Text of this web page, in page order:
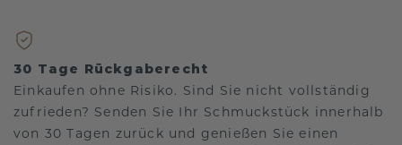
30 Tage Rückgaberecht
Einkaufen ohne Risiko. Sind Sie nicht vollständig
zufrieden? Senden Sie Ihr Schmuckstück innerhalb
von 30 Tagen zurück und genießen Sie einen